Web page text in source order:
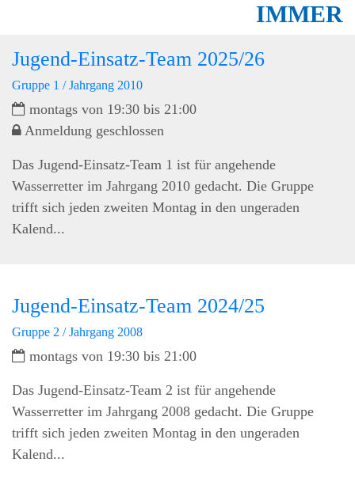
IMMER
Jugend-Einsatz-Team 2025/26
Gruppe 1 / Jahrgang 2010
montags von 19:30 bis 21:00
Anmeldung geschlossen
Das Jugend-Einsatz-Team 1 ist für angehende
Wasserretter im Jahrgang 2010 gedacht. Die Gruppe
trifft sich jeden zweiten Montag in den ungeraden
Kalend...
Jugend-Einsatz-Team 2024/25
Gruppe 2 / Jahrgang 2008
montags von 19:30 bis 21:00
Das Jugend-Einsatz-Team 2 ist für angehende
Wasserretter im Jahrgang 2008 gedacht. Die Gruppe
trifft sich jeden zweiten Montag in den ungeraden
Kalend...